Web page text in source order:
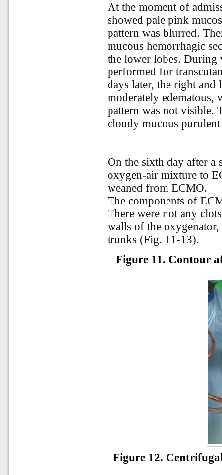
At the moment of
showed pale pink
pattern was blurred.
mucous hemorrhagic
the lower lobes. During
performed for
days later, the right and
moderately edematous,
pattern was not visible.
cloudy mucous purulent
On the sixth day after a
oxygen-air mixture to
weaned from ECMO.
The components of
There were not any
walls of the
trunks (Fig. 11-13).
Figure 11. Contour
Figure 12.